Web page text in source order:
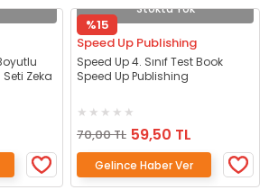
Zeka
Stokta Yok
%15
Speed Up Publishing
Speed Up 4. Sınıf Test Book
Speed Up Publishing
70,00 TL 59,50 TL
Gelince Haber Ver